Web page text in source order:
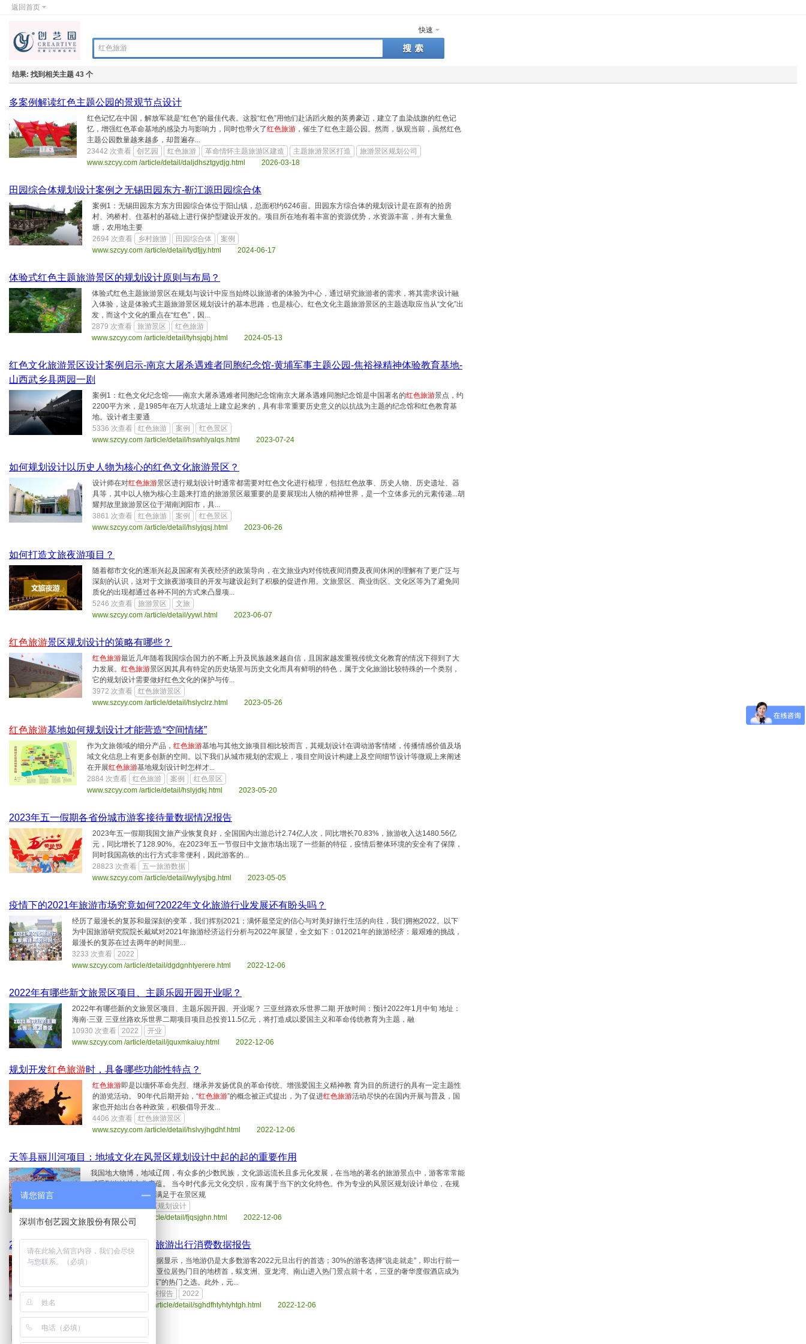
返回首页
快速
结果: 找到相关主题 43 个
多案例解读红色主题公园的景观节点设计
红色记忆在中国，解放军就是“红色”的最佳代表。这股“红色”用他们赴汤蹈火般的英勇豪迈，建立了血染战旗的红色记
忆，增强红色革命基地的感染力与影响力，同时也带火了红色旅游，催生了红色主题公园。然而，纵观当前，虽然红色
主题公园数量越来越多，却普遍存...
23442 次查看
创艺园 红色旅游 革命情怀主题旅游区建造 主题旅游景区打造
旅游景区规划公司
www.szcyy.com /article/detail/daljdhsztgydjg.html 2026-03-18
田园综合体规划设计案例之无锡田园东方-靳江源田园综合体
案例1：无锡田园东方东方田园综合体位于阳山镇，总面积约6246亩。田园东方综合体的规划设计是在原有的拾房
村、鸿桥村、住基村的基础上进行保护型建设开发的。项目所在地有着丰富的资源优势，水资源丰富，并有大量鱼
塘，农用地主要
2694 次查看
乡村旅游 田园综合体
案例
www.szcyy.com /article/detail/tydfjjy.html 2024-06-17
体验式红色主题旅游景区的规划设计原则与布局？
体验式红色主题旅游景区在规划与设计中应当始终以旅游者的体验为中心，通过研究旅游者的需求，将其需求设计融
入体验，这是体验式主题旅游景区规划设计的基本思路，也是核心。红色文化主题旅游景区的主题选取应当从“文化”出
发，而这个文化的重点在“红色”，因...
2879 次查看
旅游景区
红色旅游
www.szcyy.com /article/detail/tyhsjqbj.html 2024-05-13
红色文化旅游景区设计案例启示-南京大屠杀遇难者同胞纪念馆-黄埔军事主题公园-焦裕禄精神体验教育基地-
山西武乡县两园一剧
案例1：红色文化纪念馆——南京大屠杀遇难者同胞纪念馆南京大屠杀遇难同胞纪念馆是中国著名的红色旅游景点，约
2200平方米，是1985年在万人坑遗址上建立起来的，具有非常重要历史意义的以抗战为主题的纪念馆和红色教育基
地。设计者主要通
5336 次查看
红色旅游 案例
红色景区
www.szcyy.com /article/detail/hswhlyalqs.html 2023-07-24
如何规划设计以历史人物为核心的红色文化旅游景区？
设计师在对红色旅游景区进行规划设计时通常都需要对红色文化进行梳理，包括红色故事、历史人物、历史遗址、器
具等，其中以人物为核心主题来打造的旅游景区最重要的是要展现出人物的精神世界，是一个立体多元的元素传递...胡
耀邦故里旅游景区位于湖南浏阳市，具...
3861 次查看
红色旅游 案例
红色景区
www.szcyy.com /article/detail/hslyjqsj.html 2023-06-26
如何打造文旅夜游项目？
随着都市文化的逐渐兴起及国家有关夜经济的政策导向，在文旅业内对传统夜间消费及夜间休闲的理解有了更广泛与
深刻的认识，这对于文旅夜游项目的开发与建设起到了积极的促进作用。文旅景区、商业街区、文化区等为了避免同
质化的出现都通过各种不同的方式来凸显项...
5246 次查看
旅游景区
文旅
www.szcyy.com /article/detail/yywl.html 2023-06-07
红色旅游景区规划设计的策略有哪些？
红色旅游最近几年随着我国综合国力的不断上升及民族越来越自信，且国家越发重视传统文化教育的情况下得到了大
力发展。 红色旅游景区因其具有特定的历史场景与历史文化而具有鲜明的特色，属于文化旅游比较特殊的一个类别，
它的规划设计需要做好红色文化的保护与传...
3972 次查看
红色旅游景区
www.szcyy.com /article/detail/hslyclrz.html 2023-05-26
红色旅游基地如何规划设计才能营造“空间情绪”
作为文旅领域的细分产品， 红色旅游基地与其他文旅项目相比较而言，其规划设计在调动游客情绪，传播情感价值及场
域文化信息上有更多创新的空间。以下我们从城市规划的宏观上，项目空间设计构建上及空间细节设计等微观上来阐述
在开展红色旅游基地规划设计时怎样才...
2884 次查看
红色旅游 案例
红色景区
www.szcyy.com /article/detail/hslyjdkj.html 2023-05-20
2023年五一假期各省份城市游客接待量数据情况报告
2023年五一假期我国文旅产业恢复良好，全国国内出游总计2.74亿人次，同比增长70.83%，旅游收入达1480.56亿
元，同比增长了128.90%。在2023年五一节假日中文旅市场出现了一些新的特征，疫情后整体环境的安全有了保障，
同时我国高铁的出行方式非常便利，因此游客的...
28823 次查看
五一旅游数据
www.szcyy.com /article/detail/wylysjbg.html 2023-05-05
疫情下的2021年旅游市场究竟如何?2022年文化旅游行业发展还有盼头吗？
经历了最漫长的复苏和最深刻的变革，我们挥别2021；满怀最坚定的信心与对美好旅行生活的向往，我们拥抱2022。以下
为中国旅游研究院院长戴斌对2021年旅游经济运行分析与2022年展望，全文如下：012021年的旅游经济：最艰难的挑战，
最漫长的复苏在过去两年的时间里...
3233 次查看
2022
www.szcyy.com /article/detail/dgdgnhtyerere.html 2022-12-06
2022年有哪些新文旅景区项目、主题乐园开园开业呢？
2022年有哪些新的文旅景区项目、主题乐园开园、开业呢？ 三亚丝路欢乐世界二期 开放时间：预计2022年1月中旬 地址：
海南·三亚 三亚丝路欢乐世界二期项目项目总投资11.5亿元，将打造成以爱国主义和革命传统教育为主题，融
10930 次查看
2022
开业
www.szcyy.com /article/detail/jquxmkaiuy.html 2022-12-06
规划开发红色旅游时，具备哪些功能性特点？
红色旅游即是以缅怀革命先烈、继承并发扬优良的革命传统、增强爱国主义精神教 育为目的所进行的具有一定主题性
的游览活动。 90年代后期开始，“红色旅游”的概念被正式提出，为了促进红色旅游活动尽快的在国内开展与普及，国
家也开始出台各种政策，积极倡导开发...
4406 次查看
红色旅游景区
www.szcyy.com /article/detail/hslvyjhgdhf.html 2022-12-06
天等县丽川河项目：地域文化在风景区规划设计中起的起的重要作用
我国地大物博，地域辽阔，有众多的少数民族，文化源远流长且多元化发展，在当地的著名的旅游景点中，游客常常能
感受到当地的文化底蕴。 当今时代多元文化交织，应有属于当下的文化特色。作为专业的风景区规划设计单位，在规
划设计时，我们不能满足于在景区规
风景区规划设计
www.szcyy.com /article/detail/fjqsjghn.html 2022-12-06
2022年元旦假期，全国各省份城市旅游出行消费数据报告
据马蜂窝旅游大数据显示，当地游仍是大多数游客2022元旦出行的首选；30%的游客选择“说走就走”，即出行前一
天才预订酒店；三亚位居热门目的地榜首，蜈支洲、亚龙湾、南山进入热门景点前十名，三亚的奢华度假酒店成为
年轻人跨年“宅酒店”的热门之选。此外，元...
6974 次查看 数据报告
2022
www.szcyy.com /article/detail/sghdfhtyhtyhtgh.html 2022-12-06
3
请您留言
深圳市创艺园文旅股份有限公司